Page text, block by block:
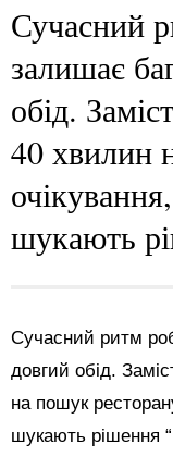
Сучасний
залишає
обід.
40 хвилин
шукають
Сучасний ритм
довгий обід.
на пошук
шукають рішення